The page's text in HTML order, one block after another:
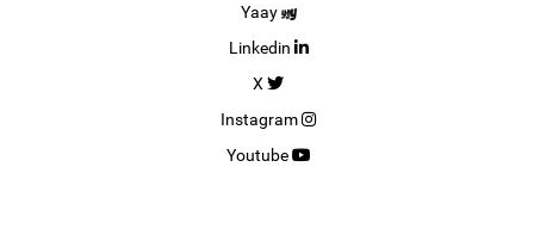
Yaay
Linkedin
X
Instagram
Youtube